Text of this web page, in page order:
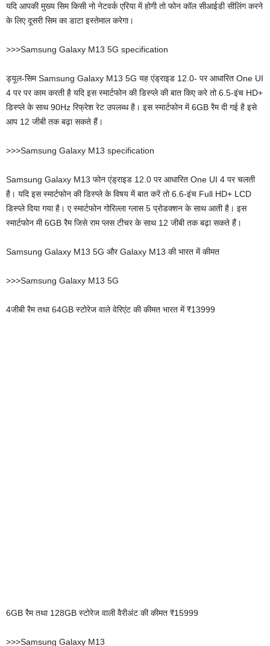
यदि आपकी मुख्य सिम किसी नो नेटवर्क एरिया में होगी तो फोन कॉल सीआईडी सीलिंग करने
के लिए दूसरी सिम का डाटा इस्तेमाल करेगा।
>>>Samsung Galaxy M13 5G specification
ड्यूल-सिम Samsung Galaxy M13 5G यह एंड्राइड 12.0- पर आधारित One UI
4 पर पर काम करती है यदि इस स्मार्टफोन की डिस्प्ले की बात किए करे तो 6.5-इंच HD+
डिस्प्ले के साथ 90Hz रिफ्रेश रेट उपलब्ध है। इस स्मार्टफोन में 6GB रैम दी गई है इसे
आप 12 जीबी तक बढ़ा सकते हैं।
>>>Samsung Galaxy M13 specification
Samsung Galaxy M13 फोन एंड्राइड 12.0 पर आधारित One UI 4 पर चलती
है। यदि इस स्मार्टफोन की डिस्प्ले के विषय में बात करें तो 6.6-इंच Full HD+ LCD
डिस्प्ले दिया गया है। ए स्मार्टफोन गोरिल्ला ग्लास 5 प्रोडक्शन के साथ आती है। इस
स्मार्टफोन मी 6GB रैम जिसे राम प्लस टीचर के साथ 12 जीबी तक बढ़ा सकते हैं।
Samsung Galaxy M13 5G और Galaxy M13 की भारत में कीमत
>>>Samsung Galaxy M13 5G
4जीबी रैम तथा 64GB स्टोरेज वाले वेरिएंट की कीमत भारत में ₹13999
6GB रैम तथा 128GB स्टोरेज वाली वैरीअंट की कीमत ₹15999
>>>Samsung Galaxy M13